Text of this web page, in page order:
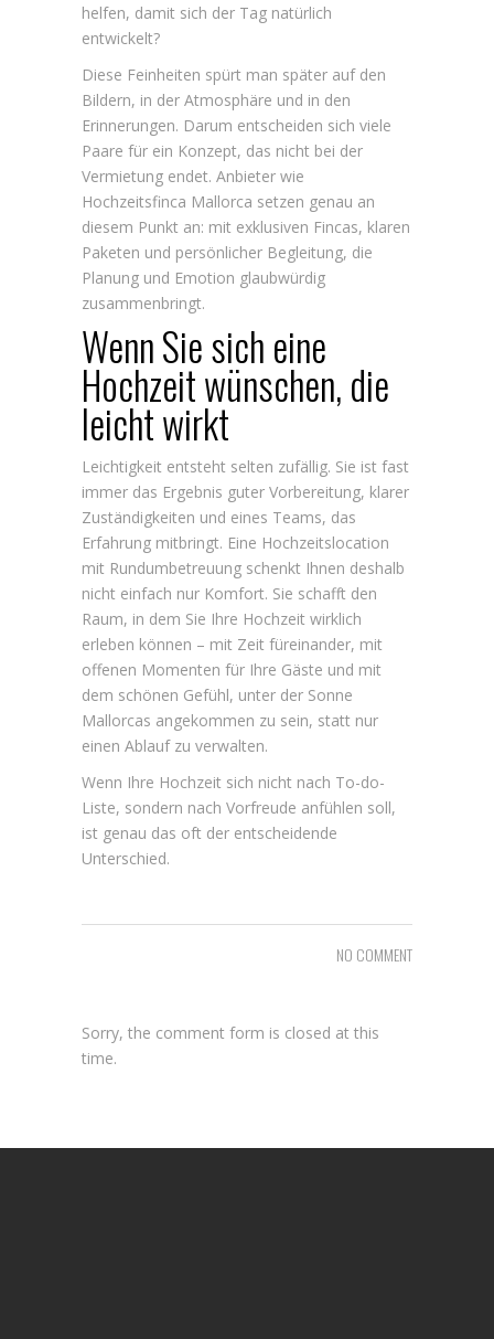
helfen, damit sich der Tag natürlich
entwickelt?
Diese Feinheiten spürt man später auf den
Bildern, in der Atmosphäre und in den
Erinnerungen. Darum entscheiden sich viele
Paare für ein Konzept, das nicht bei der
Vermietung endet. Anbieter wie
Hochzeitsfinca Mallorca setzen genau an
diesem Punkt an: mit exklusiven Fincas, klaren
Paketen und persönlicher Begleitung, die
Planung und Emotion glaubwürdig
zusammenbringt.
Wenn Sie sich eine
Hochzeit wünschen, die
leicht wirkt
Leichtigkeit entsteht selten zufällig. Sie ist fast
immer das Ergebnis guter Vorbereitung, klarer
Zuständigkeiten und eines Teams, das
Erfahrung mitbringt. Eine Hochzeitslocation
mit Rundumbetreuung schenkt Ihnen deshalb
nicht einfach nur Komfort. Sie schafft den
Raum, in dem Sie Ihre Hochzeit wirklich
erleben können – mit Zeit füreinander, mit
offenen Momenten für Ihre Gäste und mit
dem schönen Gefühl, unter der Sonne
Mallorcas angekommen zu sein, statt nur
einen Ablauf zu verwalten.
Wenn Ihre Hochzeit sich nicht nach To-do-
Liste, sondern nach Vorfreude anfühlen soll,
ist genau das oft der entscheidende
Unterschied.
NO COMMENT
Sorry, the comment form is closed at this
time.